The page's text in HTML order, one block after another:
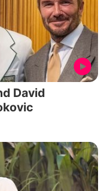
David